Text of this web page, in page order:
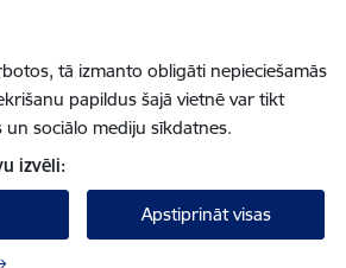
tā izmanto obligāti nepieciešamās
papildus šajā vietnē var tikt
sociālo mediju sīkdatnes.
izvēli:
Apstiprināt visas